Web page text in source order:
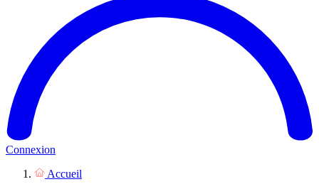
Connexion
Accueil